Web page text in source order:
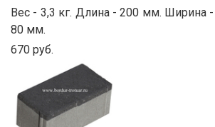
Вес - 3,3 кг. Длина - 200 мм. Ширина
80 мм.
670 руб.